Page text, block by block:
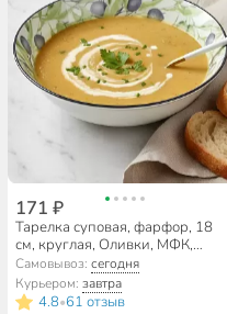
171 ₽
Тарелка суповая, фарфор, 18
см, круглая, Оливки, МФК,
MFK07998/MFK20503
Самовывоз:сегодня
Курьером:завтра
4.8•61 отзыв